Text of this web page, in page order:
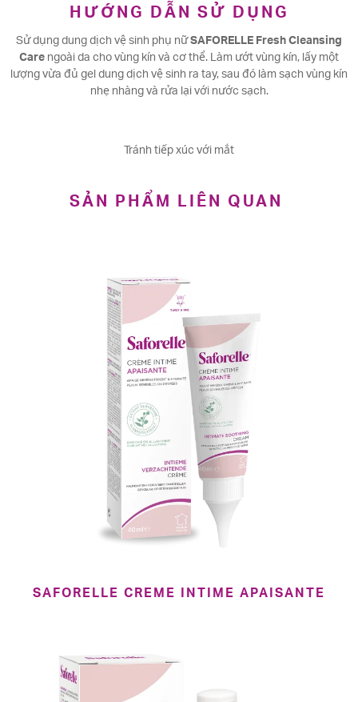
HƯỚNG DẪN SỬ DỤNG
Sử dụng dung dịch vệ sinh phụ nữSAFORELLE Fresh Cleansing
Care ngoài da cho vùng kín và cơ thể. Làm ướt vùng kín, lấy một
lượng vừa đủ gel dung dịch vệ sinh ra tay, sau đó làm sạch vùng kín
nhẹ nhàng và rửa lại với nước sạch.
Tránh tiếp xúc với mắt
SẢN PHẨM LIÊN QUAN
SAFORELLE CREME INTIME APAISANTE